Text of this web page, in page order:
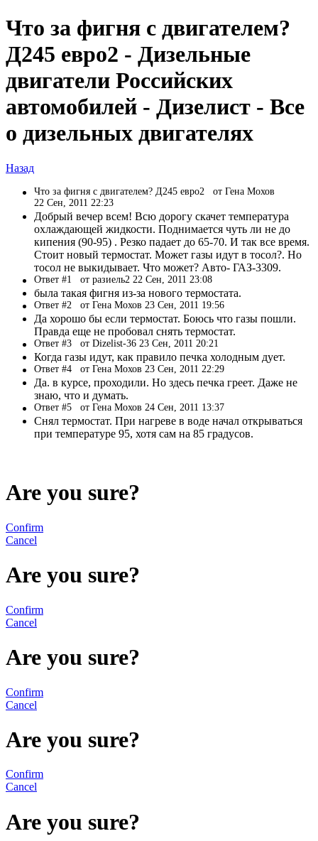
Что за фигня с двигателем?
Д245 евро2 - Дизельные
двигатели Российских
автомобилей - Дизелист - Все
о дизельных двигателях
Назад
Что за фигня с двигателем? Д245 евро2 от Гена Мохов
22 Сен, 2011 22:23
Добрый вечер всем! Всю дорогу скачет температура
охлаждающей жидкости. Поднимается чуть ли не до
кипения (90-95) . Резко падает до 65-70. И так все время.
Стоит новый термостат. Может газы идут в тосол?. Но
тосол не выкидывает. Что может? Авто- ГАЗ-3309.
Ответ #1 от разиель2 22 Сен, 2011 23:08
была такая фигня из-за нового термостата.
Ответ #2 от Гена Мохов 23 Сен, 2011 19:56
Да хорошо бы если термостат. Боюсь что газы пошли.
Правда еще не пробовал снять термостат.
Ответ #3 от Dizelist-36 23 Сен, 2011 20:21
Когда газы идут, как правило печка холодным дует.
Ответ #4 от Гена Мохов 23 Сен, 2011 22:29
Да. в курсе, проходили. Но здесь печка греет. Даже не
знаю, что и думать.
Ответ #5 от Гена Мохов 24 Сен, 2011 13:37
Снял термостат. При нагреве в воде начал открываться
при температуре 95, хотя сам на 85 градусов.
Are you sure?
Confirm
Cancel
Are you sure?
Confirm
Cancel
Are you sure?
Confirm
Cancel
Are you sure?
Confirm
Cancel
Are you sure?